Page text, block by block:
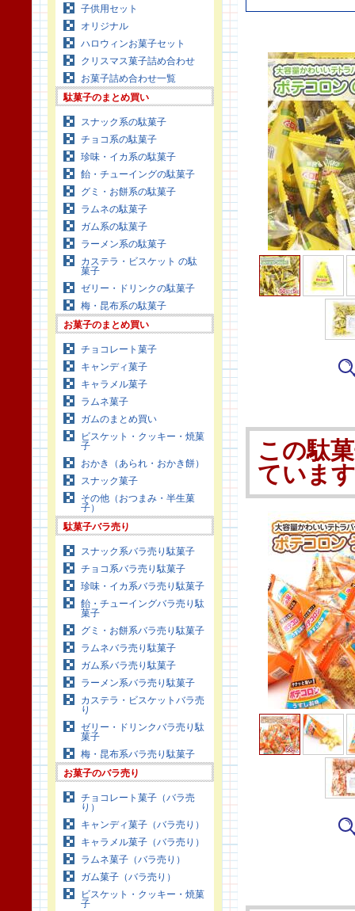
子供用セット
オリジナル
ハロウィンお菓子セット
クリスマス菓子詰め合わせ
お菓子詰め合わせ一覧
駄菓子のまとめ買い
スナック系の駄菓子
チョコ系の駄菓子
珍味・イカ系の駄菓子
飴・チューイングの駄菓子
グミ・お餅系の駄菓子
ラムネの駄菓子
ガム系の駄菓子
ラーメン系の駄菓子
カステラ・ビスケット の駄
菓子
ゼリー・ドリンクの駄菓子
梅・昆布系の駄菓子
お菓子のまとめ買い
チョコレート菓子
キャンディ菓子
キャラメル菓子
ラムネ菓子
ガムのまとめ買い
ビスケット・クッキー・焼菓
子
おかき（あられ・おかき餅）
スナック菓子
その他（おつまみ・半生菓
子）
駄菓子バラ売り
スナック系バラ売り駄菓子
チョコ系バラ売り駄菓子
珍味・イカ系バラ売り駄菓子
飴・チューイングバラ売り駄
菓子
グミ・お餅系バラ売り駄菓子
ラムネバラ売り駄菓子
ガム系バラ売り駄菓子
ラーメン系バラ売り駄菓子
カステラ・ビスケットバラ売
り
ゼリー・ドリンクバラ売り駄
菓子
梅・昆布系バラ売り駄菓子
お菓子のバラ売り
チョコレート菓子（バラ売
り）
キャンディ菓子（バラ売り）
キャラメル菓子（バラ売り）
ラムネ菓子（バラ売り）
ガム菓子（バラ売り）
ビスケット・クッキー・焼菓
子
この駄
ていま